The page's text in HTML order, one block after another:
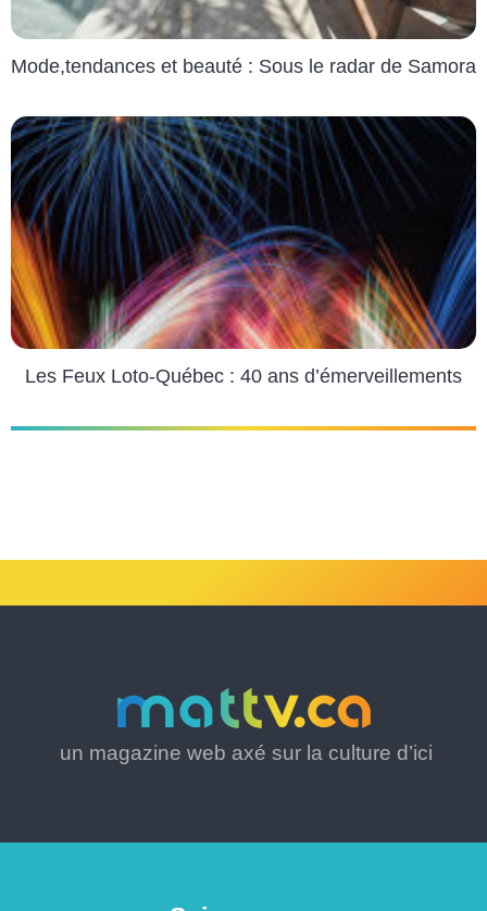
Mode,tendances et beauté : Sous le radar de Samora
Les Feux Loto-Québec : 40 ans d’émerveillements
un magazine web axé sur la culture d’ici